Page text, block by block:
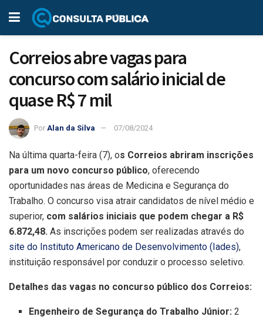
Correios abre vagas para
concurso com salário inicial de
quase R$ 7 mil
Por Alan da Silva 07/08/2024
Na última quarta-feira (7), os Correios abriram inscrições
para um novo concurso público, oferecendo
oportunidades nas áreas de Medicina e Segurança do
Trabalho. O concurso visa atrair candidatos de nível médio e
superior, com salários iniciais que podem chegar a R$
6.872,48. As inscrições podem ser realizadas através do
site do Instituto Americano de Desenvolvimento (Iades),
instituição responsável por conduzir o processo seletivo.
Detalhes das vagas no concurso público dos Correios:
Engenheiro de Segurança do Trabalho Júnior:2